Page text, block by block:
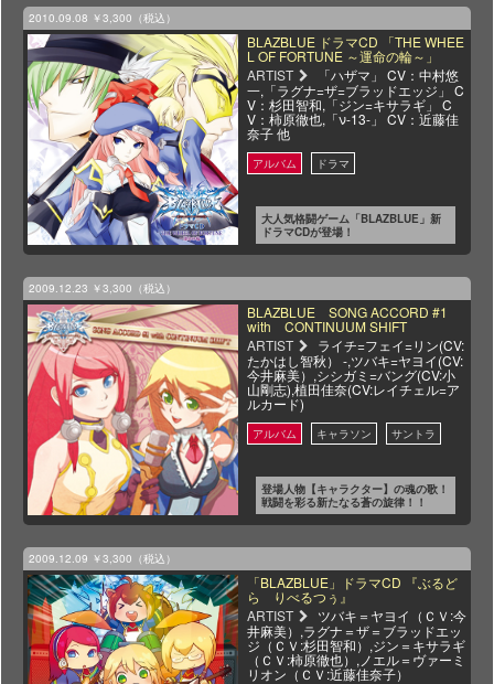
2010.09.08 ￥3,300（税込）
BLAZBLUE ドラマCD 「THE WHEE
L OF FORTUNE ～運命の輪～」
ARTIST
「ハザマ」 CV：中村悠
一,「ラグナ=ザ=ブラッドエッジ」 C
V：杉田智和,「ジン=キサラギ」 C
V：柿原徹也,「ν-13-」 CV：近藤佳
奈子 他
大人気格闘ゲーム「BLAZBLUE」新
ドラマCDが登場！
2009.12.23 ￥3,300（税込）
BLAZBLUE SONG ACCORD #1
with CONTINUUM SHIFT
ARTIST
ライチ=フェイ=リン(CV:
たかはし智秋） -,ツバキ=ヤヨイ(CV:
今井麻美）,シシガミ=バング(CV:小
山剛志),植田佳奈(CV:レイチェル=ア
ルカード)
登場人物【キャラクター】の魂の歌！
戦闘を彩る新たなる蒼の旋律！！
2009.12.09 ￥3,300（税込）
「BLAZBLUE」ドラマCD 『ぶるど
ら りべるつぅ』
ARTIST
ツバキ＝ヤヨイ（ＣＶ:今
井麻美）,ラグナ＝ザ＝ブラッドエッ
ジ（ＣＶ:杉田智和）,ジン＝キサラギ
（ＣＶ:柿原徹也）,ノエル＝ヴァーミ
リオン（ＣＶ:近藤佳奈子）